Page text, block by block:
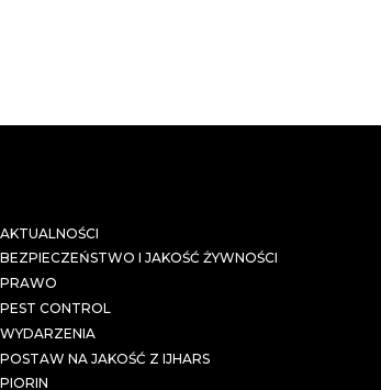
AKTUALNOŚCI
BEZPIECZEŃSTWO I JAKOŚĆ ŻYWNOŚCI
PRAWO
PEST CONTROL
WYDARZENIA
POSTAW NA JAKOŚĆ Z IJHARS
PIORIN